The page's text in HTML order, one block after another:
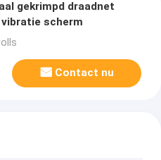
gekrimpd draadnet
scherm
Contact nu